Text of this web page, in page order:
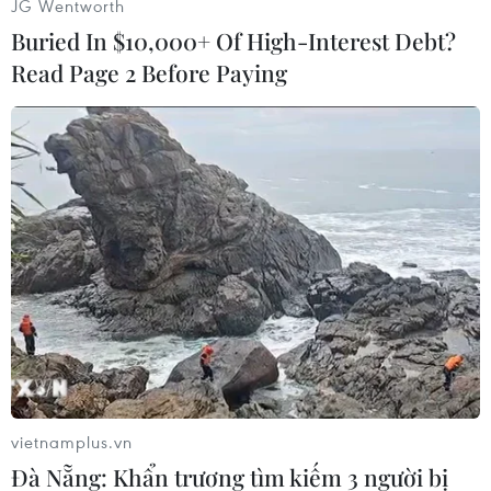
Long, Bến cá, Bảo tàng-Thư viện Quảng Ninh,
Cung quy hoạch-Hội chợ triển lãm của tỉnh,
Công viên hoa Hạ Long, Công viên giải trí Tuần
Châu, Khách sạn Royal Lotus và dừng chân tại
khu nghỉ dưỡng Vinpearl Hạ Long.
JG Wentworth
Buried In $10,000+ Of High-Interest Debt?
Read Page 2 Before Paying
vietnamplus.vn
Đà Nẵng: Khẩn trương tìm kiếm 3 người bị